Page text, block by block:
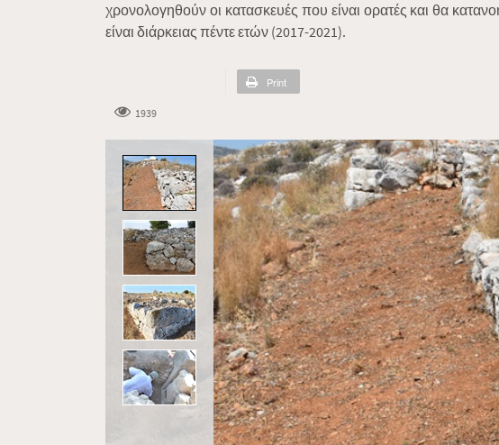
χρονολογηθούν οι κατασκευές που είναι ορατές και θα
είναι διάρκειας πέντε ετών (2017-2021).
Print
1939